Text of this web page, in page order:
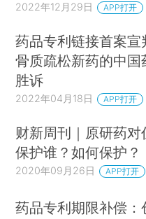
2022年12月29日 APP打开
药品专利链接首案宣
骨质疏松新药的中国
胜诉
2022年04月18日 APP打开
财新周刊｜原研药对
保护谁？如何保护？
2020年09月26日 APP打开
药品专利期限补偿